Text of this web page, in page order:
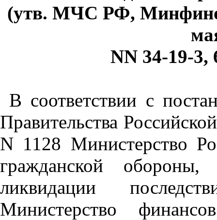
(утв. МЧС РФ,
NN 34-19-
В соответствии с
Правительства
N 1128 Министерство
гражданской
ликвидации
Министерство